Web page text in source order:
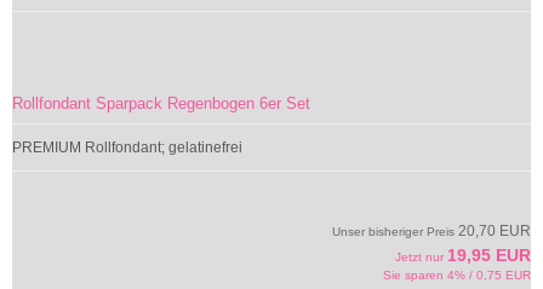
Rollfondant Sparpack Regenbogen 6er Set
PREMIUM Rollfondant; gelatinefrei
Unser bisheriger Preis 20,70 EUR
Jetzt nur 19,95 EUR
Sie sparen 4% / 0,75 EUR